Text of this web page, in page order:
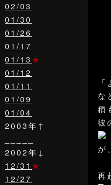
02/03
01/30
01/26
01/17
01/13 ★
01/12
01/11
01/09
01/04
2003年↑
2002年↓
12/31 ★
12/27
な
積
彼
が
再